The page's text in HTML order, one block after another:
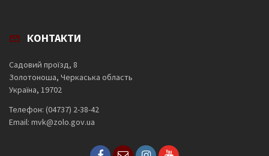
КОНТАКТИ
Садовий проїзд, 8
Золотоноша, Черкаська область
Україна, 19702
Телефон: (04737) 2-38-42
Email: mvk@zolo.gov.ua